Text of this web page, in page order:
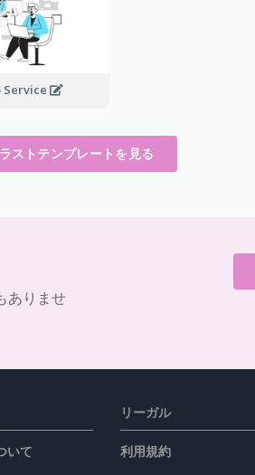
Service
ストテンプレートを見る
ありませ
いて
リーガル
利用規約